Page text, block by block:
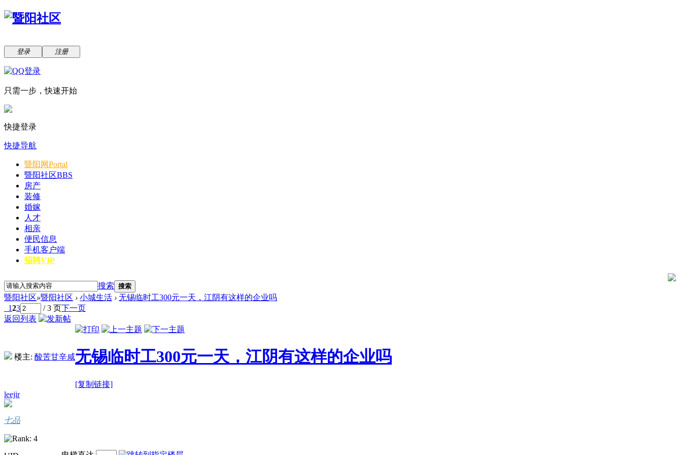
登录 注册
只需一步，快速开始
快捷登录
快捷导航
暨阳网Portal
暨阳社区BBS
房产
装修
婚嫁
人才
相亲
便民信息
手机客户端
招聘VIP
搜索 搜索
暨阳社区»暨阳社区 › 小城生活 › 无锡临时工300元一天，江阴有这样的企业吗
123 / 3 页下一页
返回列表
楼主: 酸苦甘辛咸无锡临时工300元一天，江阴有这样的企业吗
[复制链接]
leejir
七品